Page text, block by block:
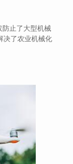
防止了大型机械
决了农业机械化